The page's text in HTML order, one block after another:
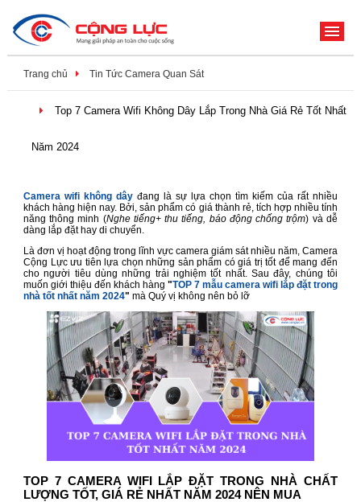
Trang chủ Tin Tức Camera Quan Sát
Top 7 Camera Wifi Không Dây Lắp Trong Nhà Giá Rẻ Tốt Nhất
Năm 2024
Camera wifi không dâyđang là sự lựa chọn tìm kiếm của rất nhiều
khách hàng hiện nay. Bởi, sản phẩm có giá thành rẻ, tích hợp nhiều tính
năng thông minh (Nghe tiếng+ thu tiếng, báo động chống trộm) và dễ
dàng lắp đặt hay di chuyển.
Là đơn vị hoạt động trong lĩnh vực camera giám sát nhiều năm, Camera
Cộng Lực ưu tiên lựa chọn những sản phẩm có giá trị tốt để mang đến
cho người tiêu dùng những trải nghiệm tốt nhất. Sau đây, chúng tôi
muốn giới thiệu đến khách hàng "TOP 7 mẫu camera wifi lắp đặt trong
nhà tốt nhất năm 2024" mà Quý vị không nên bỏ lỡ
TOP 7 CAMERA WIFI LẮP ĐẶT TRONG NHÀ CHẤT
LƯỢNG TỐT, GIÁ RẺ NHẤT NĂM 2024 NÊN MUA